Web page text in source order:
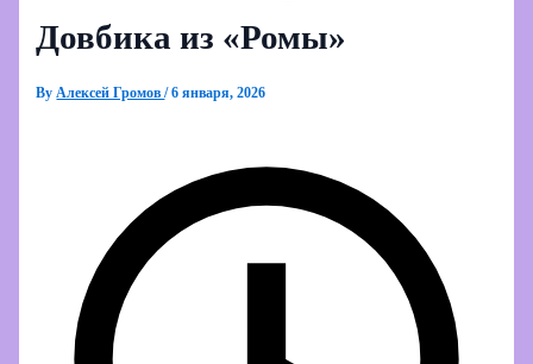
Довбика из «Ромы»
By Алексей Громов/6 января, 2026